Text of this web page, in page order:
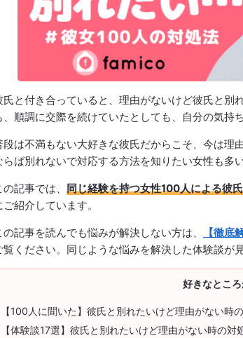
氏と付き合っていると、理由がないけど彼氏と別
、順調に交際を続けていたとしても、自分の気持
段は不満もない大好きな彼氏だからこそ、今は理
らば別れないで対応する方法を知りたい女性も多
の記事では、 同じ経験を持つ女性100人による彼
ご紹介しています。
の記事を読んでも悩みが解決しない方は、 【徹
覧ください。同じような悩みを解決した体験談が
好きなとこ
【100人に聞いた】彼氏と別れたいけど理由がない時
【体験談17選】彼氏と別れたいけど理由がない時の対